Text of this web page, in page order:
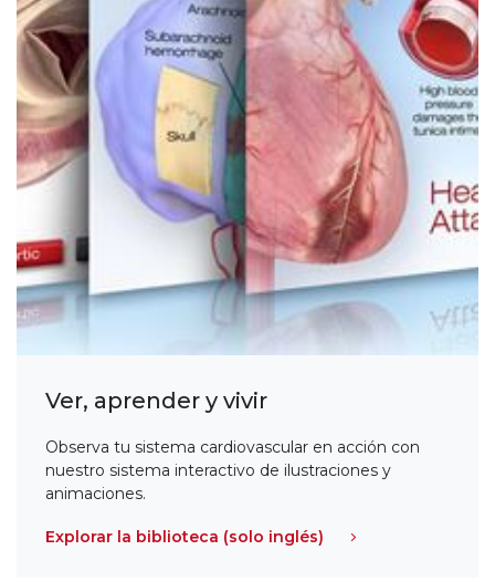
Ver, aprender y vivir
Observa tu sistema cardiovascular en acción con
nuestro sistema interactivo de ilustraciones y
animaciones.
Explorar la biblioteca (solo inglés)